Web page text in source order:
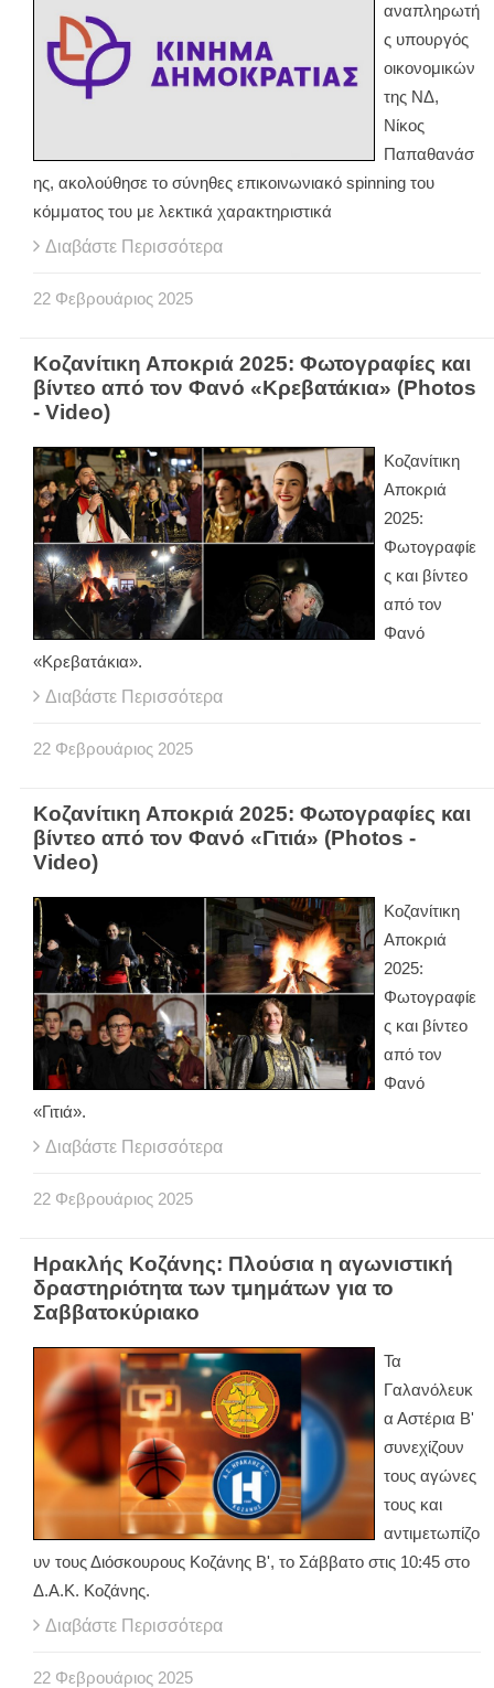
αναπληρωτή
ς υπουργός
οικονομικών
της ΝΔ,
Νίκος
Παπαθανάσ
ης, ακολούθησε το σύνηθες επικοινωνιακό spinning του
κόμματος του με λεκτικά χαρακτηριστικά
Διαβάστε Περισσότερα
22 Φεβρουάριος 2025
Κοζανίτικη Αποκριά 2025: Φωτογραφίες και
βίντεο από τον Φανό «Κρεβατάκια» (Photos
- Video)
Κοζανίτικη
Αποκριά
2025:
Φωτογραφίε
ς και βίντεο
από τον
Φανό
«Κρεβατάκια».
Διαβάστε Περισσότερα
22 Φεβρουάριος 2025
Κοζανίτικη Αποκριά 2025: Φωτογραφίες και
βίντεο από τον Φανό «Γιτιά» (Photos -
Video)
Κοζανίτικη
Αποκριά
2025:
Φωτογραφίε
ς και βίντεο
από τον
Φανό
«Γιτιά».
Διαβάστε Περισσότερα
22 Φεβρουάριος 2025
Ηρακλής Κοζάνης: Πλούσια η αγωνιστική
δραστηριότητα των τμημάτων για το
Σαββατοκύριακο
Τα
Γαλανόλευκ
α Αστέρια Β'
συνεχίζουν
τους αγώνες
τους και
αντιμετωπίζο
υν τους Διόσκουρους Κοζάνης Β', το Σάββατο στις 10:45 στο
Δ.Α.Κ. Κοζάνης.
Διαβάστε Περισσότερα
22 Φεβρουάριος 2025